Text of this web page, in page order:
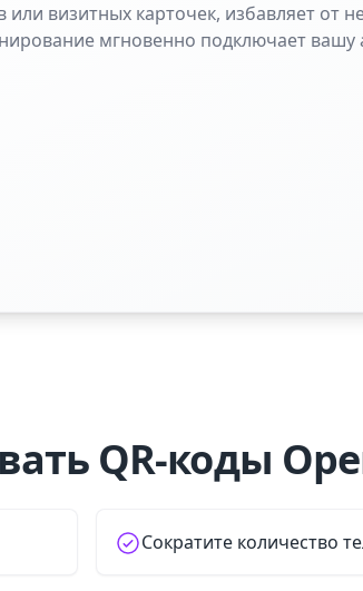
визитных карточек, избавляет от
мгновенно подключает
QR-коды
Сократите количество